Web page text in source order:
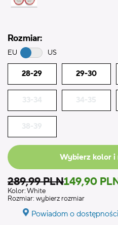
Rozmiar:
EU US
28-29 29-30
33-34 34-35
38-39
Wybierz kolor i
289,99 PLN149,90
Kolor:White
Rozmiar: wybierz rozmiar
Powiadom o